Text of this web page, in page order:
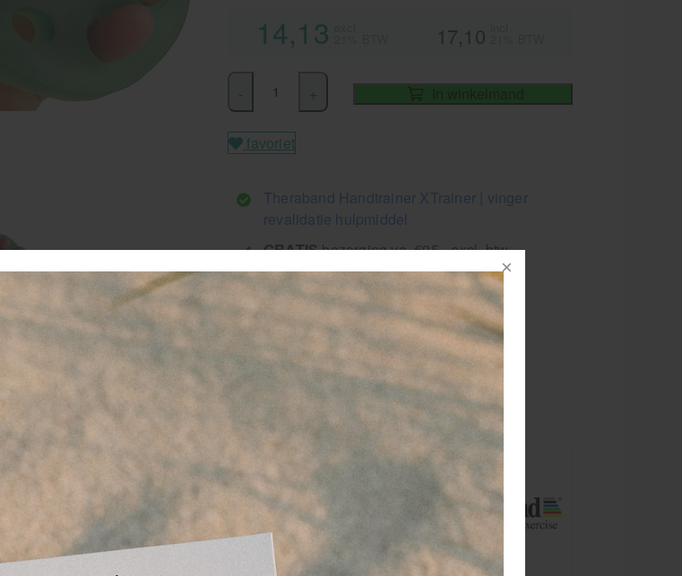
14,13 17,10
In winkelmand
favoriet
Theraband Handtrainer XTrainer | vinger
revalidatie hulpmiddel
GRATISbezorging va. €95,- excl. btw
14 dagenretourgarantie
30 jaar
dé paramedisch specialist
handtrainer is een op weerstand gebaseerde
doelgerichte handrevalidatie.
handtrainer is een betrouwbaar hulpmiddel voor
en hersteltrainers die cliënten willen
van handkracht, het verbeteren van mobiliteit en het
herstel na blessures en operaties.